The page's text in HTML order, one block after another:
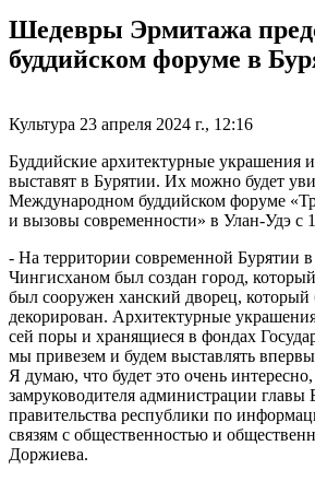
Шедевры Эрмитажа
буддийском форуме в
Культура 23 апреля 2024 г., 12:16
Буддийские архитектурные украшения
выставят в Бурятии. Их можно будет
Международном буддийском форуме
и вызовы современности» в Улан-Удэ с
- На территории современной Бурятии
Чингисханом был создан город,
был сооружен ханский дворец, который
декорирован. Архитектурные
сей поры и хранящиеся в фондах
мы привезем и будем выставлять
Я думаю, что будет это очень
замруководителя администрации главы
правительства республики по
связям с общественностью и
Доржиева.